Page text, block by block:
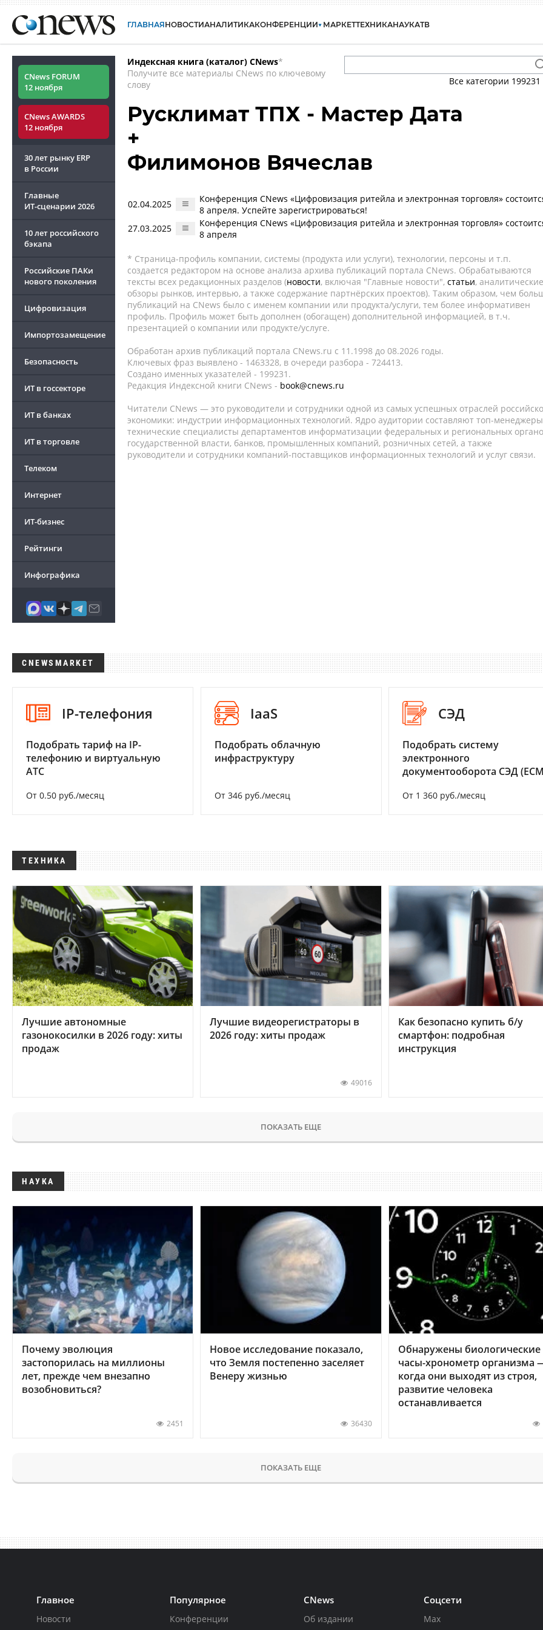
ГЛАВНАЯНОВОСТИАНАЛИТИКАКОНФЕРЕНЦИИ МАРКЕТТЕХНИКАНАУКАТВ
CNews FORUM
12 ноября
CNews AWARDS
12 ноября
30 лет рынку ERP
в России
Главные
ИТ-сценарии 2026
10 лет российского
бэкапа
Российские ПАКи
нового поколения
Цифровизация
Импортозамещение
Безопасность
ИТ в госсекторе
ИТ в банках
ИТ в торговле
Телеком
Интернет
ИТ-бизнес
Рейтинги
Инфографика
Индексная книга (каталог) CNews*
Получите все материалы CNews по ключевому
слову
Все категории 199231
Русклимат ТПХ - Мастер Дата
+
Филимонов Вячеслав
02.04.2025
Конференция CNews «Цифровизация ритейла и электронная торговля»
8 апреля. Успейте зарегистрироваться!
27.03.2025
Конференция CNews «Цифровизация ритейла и электронная торговля»
8 апреля
* Страница-профиль компании, системы (продукта или услуги), технологии, персоны и т.п.
создается редактором на основе анализа архива публикаций портала CNews. Обрабатываются
тексты всех редакционных разделов (новости, включая "Главные новости", статьи, аналитические
обзоры рынков, интервью, а также содержание партнёрских проектов). Таким образом, чем
публикаций на CNews было с именем компании или продукта/услуги, тем более информативен
профиль. Профиль может быть дополнен (обогащен) дополнительной информацией, в т.ч.
презентацией о компании или продукте/услуге.
Обработан архив публикаций портала CNews.ru c 11.1998 до 08.2026 годы.
Ключевых фраз выявлено - 1463328, в очереди разбора - 724413.
Создано именных указателей - 199231.
Редакция Индексной книги CNews - book@cnews.ru
Читатели CNews — это руководители и сотрудники одной из самых успешных отраслей
экономики: индустрии информационных технологий. Ядро аудитории составляют топ-
технические специалисты департаментов информатизации федеральных и региональных
государственной власти, банков, промышленных компаний, розничных сетей, а также
руководители и сотрудники компаний-поставщиков информационных технологий и услуг связи.
CNEWSMARKET
IP-телефония
Подобрать тариф на IP-
телефонию и виртуальную
АТС
От 0.50 руб./месяц
IaaS
Подобрать облачную
инфраструктуру
От 346 руб./месяц
СЭД
Подобрать систему
электронного
документооборота СЭД
От 1 360 руб./месяц
ТЕХНИКА
Лучшие автономные
газонокосилки в 2026 году: хиты
продаж
Лучшие видеорегистраторы в
2026 году: хиты продаж
49016
Как безопасно купить б/у
смартфон: подробная
инструкция
ПОКАЗАТЬ ЕЩЕ
НАУКА
Почему эволюция
застопорилась на миллионы
лет, прежде чем внезапно
возобновиться?
2451
Новое исследование показало,
что Земля постепенно заселяет
Венеру жизнью
36430
Обнаружены биологические
часы-хронометр организма
когда они выходят из строя,
развитие человека
останавливается
ПОКАЗАТЬ ЕЩЕ
Главное
Новости
Популярное
Конференции
CNews
Об издании
Соцсети
Max